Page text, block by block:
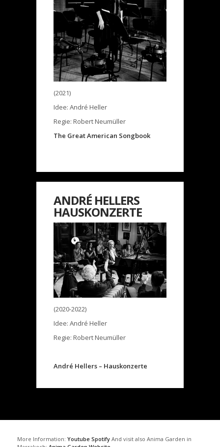
(2021)
Idee: André Heller
Regie: Robert Neumüller
The Great American Songbook
ANDRÉ HELLERS
HAUSKONZERTE
(2020-2022)
Idee: André Heller
Regie: Robert Neumüller
André Hellers – Hauskonzerte
More Information: Youtube Spotify And visit also Anima Garden in